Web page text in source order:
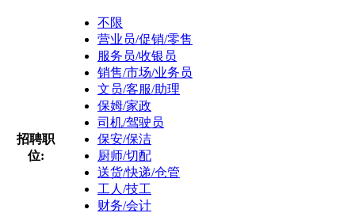
招聘职
位:
不限
营业员/促销/零售
服务员/收银员
销售/市场/业务员
文员/客服/助理
保姆/家政
司机/驾驶员
保安/保洁
厨师/切配
送货/快递/仓管
工人/技工
财务/会计